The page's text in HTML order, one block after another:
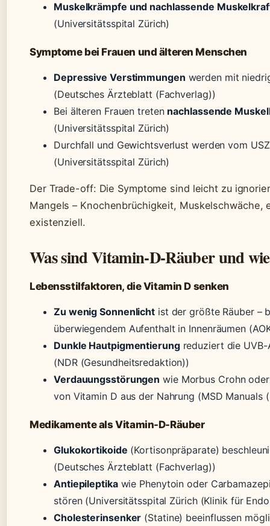
Muskelkrämpfe und nachlassende
(Universitätsspital Zürich)
Symptome bei Frauen und älteren Menschen
Depressive Verstimmungen werden mit
(Deutsches Ärzteblatt (Fachverlag))
Bei älteren Frauen treten nachlassende
(Universitätsspital Zürich)
Durchfall und Gewichtsverlust werden vom
(Universitätsspital Zürich)
Der Trade-off: Die Symptome sind leicht zu
Mangels – Knochenbrüchigkeit, Muskelschwäche,
existenziell.
Was sind Vitamin-D-Räuber und
Lebensstilfaktoren, die Vitamin D senken
Zu wenig Sonnenlicht ist der größte Räuber –
überwiegendem Aufenthalt in Innenräumen
Dunkle Hautpigmentierungreduziert die UVB-
(NDR (Gesundheitsredaktion))
Verdauungsstörungen wie Morbus Crohn
von Vitamin D aus der Nahrung (MSD Manuals
Medikamente als Vitamin-D-Räuber
Glukokortikoide (Kortisonpräparate)
(Deutsches Ärzteblatt (Fachverlag))
Antiepileptikawie Phenytoin oder
stören (Universitätsspital Zürich (Klinik für
Cholesterinsenker (Statine) beeinflussen